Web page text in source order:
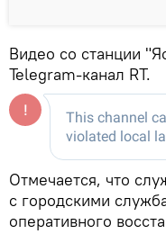
Видео со станции
Telegram-канал RT.
Отмечается, что
с городскими
оперативного